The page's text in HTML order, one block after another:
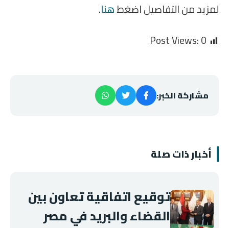
لمزيد من التفاصيل اضغطهنا.
Post Views:0
مشاركة الخبر:
أخبار ذات صلة
توقيع اتفاقية تعاون بين
القضاء والبريد في مصر